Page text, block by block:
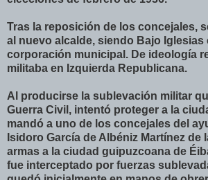
Tras la reposición de los concejales,
al nuevo alcalde, siendo Bajo Iglesias
corporación municipal. De ideología
militaba en Izquierda Republicana.
Al producirse la sublevación militar
Guerra Civil, intentó proteger a la
mandó a uno de los concejales del
Isidoro García de Albéniz Martínez de
armas a la ciudad guipuzcoana de
fue interceptado por fuerzas